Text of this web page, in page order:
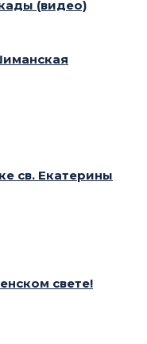
(видео)
св. Екатерины
свете!